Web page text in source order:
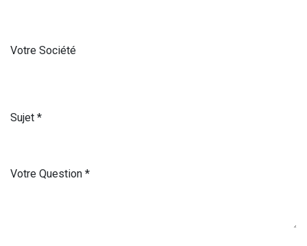
Votre Société
Sujet *
Votre Question *